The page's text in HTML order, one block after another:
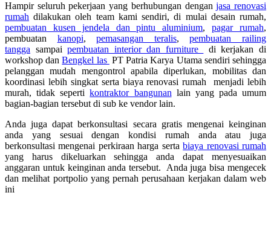
Hampir seluruh pekerjaan yang berhubungan denganjasa renovasi
rumah dilakukan oleh team kami sendiri, di mulai desain rumah,
pembuatan kusen jendela dan pintu aluminium,pagar rumah,
pembuatan kanopi,pemasangan teralis,pembuatan railing
tangga sampaipembuatan interior dan furniture
di kerjakan di
workshop danBengkel las PT Patria Karya Utama sendiri sehingga
pelanggan mudah mengontrol apabila diperlukan, mobilitas dan
koordinasi lebih singkat serta biaya renovasi rumah menjadi lebih
murah, tidak sepertikontraktor bangunan lain yang pada umum
bagian-bagian tersebut di sub ke vendor lain.
Anda juga dapat berkonsultasi secara gratis mengenai keinginan
anda yang sesuai dengan kondisi rumah anda atau juga
berkonsultasi mengenai perkiraan harga sertabiaya renovasi rumah
yang harus dikeluarkan sehingga anda dapat menyesuaikan
anggaran untuk keinginan anda tersebut. Anda juga bisa mengecek
dan melihat portpolio yang pernah perusahaan kerjakan dalam web
ini